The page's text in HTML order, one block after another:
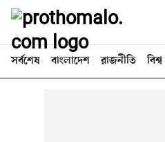
সর্বশেষ বাংলাদেশ রাজনীতি বিশ্ব